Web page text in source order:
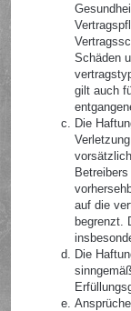
Schäden
gilt auch
Die
auf die
begrenzt.
Die